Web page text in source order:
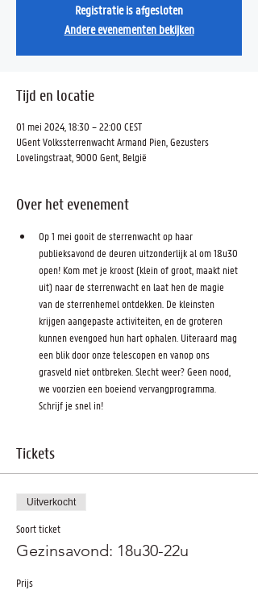
Registratie is afgesloten
Andere evenementen bekijken
Tijd en locatie
01 mei 2024, 18:30 – 22:00 CEST
UGent Volkssterrenwacht Armand Pien, Gezusters
Lovelingstraat, 9000 Gent, België
Over het evenement
Op 1 mei gooit de sterrenwacht op haar
publieksavond de deuren uitzonderlijk al om 18u30
open! Kom met je kroost (klein of groot, maakt niet
uit) naar de sterrenwacht en laat hen de magie
van de sterrenhemel ontdekken. De kleinsten
krijgen aangepaste activiteiten, en de groteren
kunnen evengoed hun hart ophalen. Uiteraard mag
een blik door onze telescopen en vanop ons
grasveld niet ontbreken. Slecht weer? Geen nood,
we voorzien een boeiend vervangprogramma.
Schrijf je snel in!
Tickets
Uitverkocht
Soort ticket
Gezinsavond: 18u30-22u
Prijs